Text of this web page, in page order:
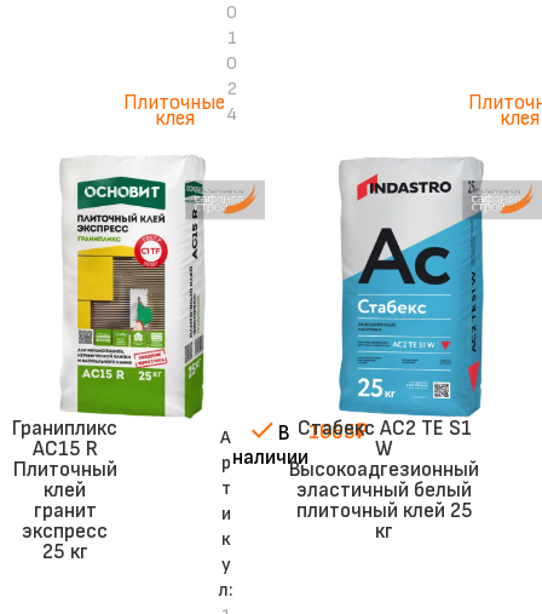
Плиточные
клея
0
1
0
2
4
клея
Гранипликс
АС15 R
Плиточный
клей
гранит
экспресс
25 кг
А
р
т
и
к
у
л:
В
наличии
1665₽
Стабекс AC2 TE S1
W
Высокоадгезионный
эластичный белый
плиточный клей 25
кг